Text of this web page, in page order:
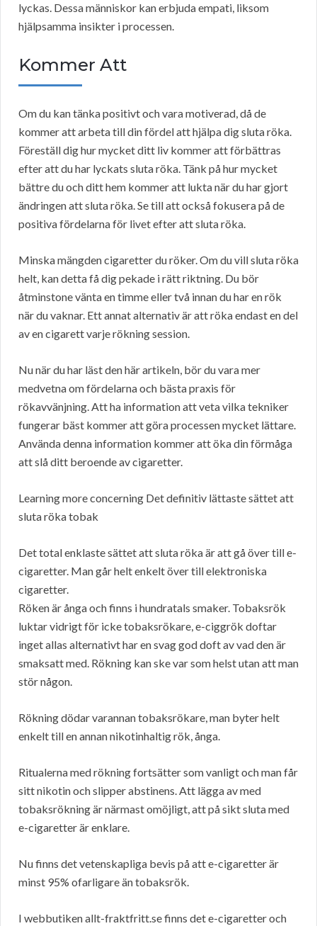
lyckas. Dessa människor kan erbjuda empati, liksom
hjälpsamma insikter i processen.
Kommer Att
Om du kan tänka positivt och vara motiverad, då de
kommer att arbeta till din fördel att hjälpa dig sluta röka.
Föreställ dig hur mycket ditt liv kommer att förbättras
efter att du har lyckats sluta röka. Tänk på hur mycket
bättre du och ditt hem kommer att lukta när du har gjort
ändringen att sluta röka. Se till att också fokusera på de
positiva fördelarna för livet efter att sluta röka.
Minska mängden cigaretter du röker. Om du vill sluta röka
helt, kan detta få dig pekade i rätt riktning. Du bör
åtminstone vänta en timme eller två innan du har en rök
när du vaknar. Ett annat alternativ är att röka endast en del
av en cigarett varje rökning session.
Nu när du har läst den här artikeln, bör du vara mer
medvetna om fördelarna och bästa praxis för
rökavvänjning. Att ha information att veta vilka tekniker
fungerar bäst kommer att göra processen mycket lättare.
Använda denna information kommer att öka din förmåga
att slå ditt beroende av cigaretter.
Learning more concerning Det definitiv lättaste sättet att
sluta röka tobak
Det total enklaste sättet att sluta röka är att gå över till e-
cigaretter. Man går helt enkelt över till elektroniska
cigaretter.
Röken är ånga och finns i hundratals smaker. Tobaksrök
luktar vidrigt för icke tobaksrökare, e-ciggrök doftar
inget allas alternativt har en svag god doft av vad den är
smaksatt med. Rökning kan ske var som helst utan att man
stör någon.
Rökning dödar varannan tobaksrökare, man byter helt
enkelt till en annan nikotinhaltig rök, ånga.
Ritualerna med rökning fortsätter som vanligt och man får
sitt nikotin och slipper abstinens. Att lägga av med
tobaksrökning är närmast omöjligt, att på sikt sluta med
e-cigaretter är enklare.
Nu finns det vetenskapliga bevis på att e-cigaretter är
minst 95% ofarligare än tobaksrök.
I webbutiken allt-fraktfritt.se finns det e-cigaretter och